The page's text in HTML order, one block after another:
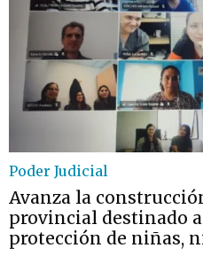
Poder Judicial
Avanza la
provincial destinado
protección de niñas,